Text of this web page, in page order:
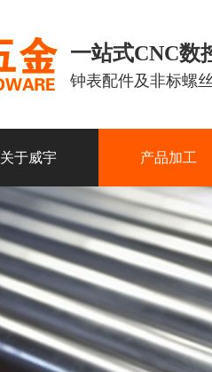
一站式CNC数
钟表配件及非标螺
关于威宇 产品加工